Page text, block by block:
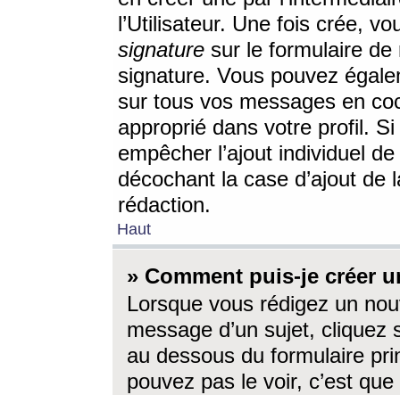
l’Utilisateur. Une fois crée,
signature sur le formulaire de
signature. Vous pouvez
sur tous vos messages en
approprié dans votre profil.
empêcher l’ajout individuel
décochant la case d’ajout
rédaction.
Haut
» Comment puis-je créer
Lorsque vous rédigez un
message d’un sujet, cliquez
au dessous du formulaire
pouvez pas le voir, c’est